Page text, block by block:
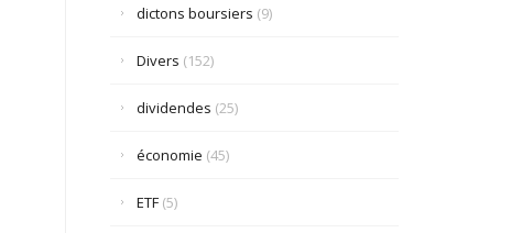
dictons boursiers (9)
Divers (152)
dividendes (25)
économie (45)
ETF(5)